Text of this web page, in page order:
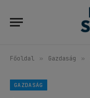
Főoldal » Gazdaság »
GAZDASÁG